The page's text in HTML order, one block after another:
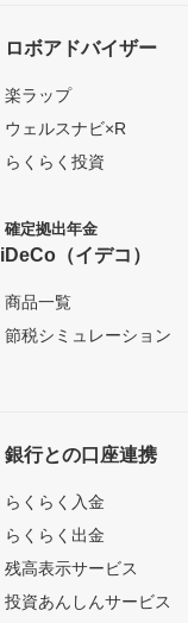
ロボアドバイザー
楽ラップ
ウェルスナビ×R
らくらく投資
確定拠出年金
iDeCo（イデコ）
商品一覧
節税シミュレーション
銀行との口座連携
らくらく入金
らくらく出金
残高表示サービス
投資あんしんサービス